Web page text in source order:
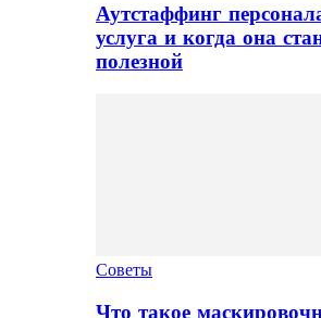
Аутстаффинг
услуга и когда она
полезной
Советы
Что такое